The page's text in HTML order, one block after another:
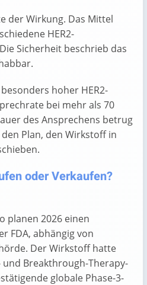
der Wirkung. Das Mittel
HER2-
Sicherheit beschrieb das
hoher HER2-
bei mehr als 70
des Ansprechens betrug
Plan, den Wirkstoff in
oder Verkaufen?
planen 2026 einen
FDA, abhängig von
Der Wirkstoff hatte
und Breakthrough-Therapy-
globale Phase-3-